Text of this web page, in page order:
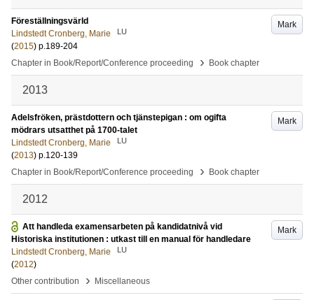
Mark
Föreställningsvärld
Lindstedt Cronberg, Marie
LU
(2015) p.189-204
Chapter in Book/Report/Conference proceeding
› Book chapter
2013
Mark
Adelsfröken, prästdottern och tjänstepigan : om ogifta
mödrars utsatthet på 1700-talet
Lindstedt Cronberg, Marie
LU
(2013) p.120-139
Chapter in Book/Report/Conference proceeding
› Book chapter
2012
Mark
Att handleda examensarbeten på kandidatnivå vid
Historiska institutionen : utkast till en manual för handledare
Lindstedt Cronberg, Marie
LU
(2012)
Other contribution
› Miscellaneous